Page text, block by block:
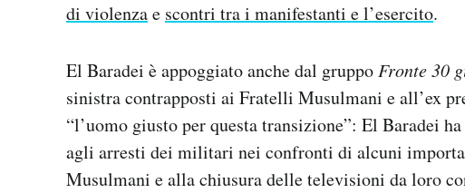
di violenzae scontri tra i manifestanti e l’esercito.
El Baradei è appoggiato anche dal gruppoFronte 30
sinistra contrapposti ai Fratelli Musulmani e all’ex
“l’uomo giusto per questa transizione”: El Baradei
agli arresti dei militari nei confronti di alcuni
Musulmani e alla chiusura delle televisioni da loro